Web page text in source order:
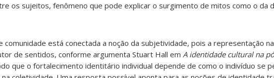
os sujeitos, fenômeno que pode explicar o surgimento de mitos como o da
comunidade está conectada a noção da subjetividade, pois a representação
de sentidos, conforme argumenta Stuart Hall em A identidade cultural na
que o fortalecimento identitário individual depende de como o indivíduo se